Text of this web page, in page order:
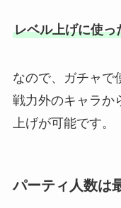
レベル上げに使っ
なので、ガチャで
戦力外のキャラか
上げが可能です。
パーティ人数は